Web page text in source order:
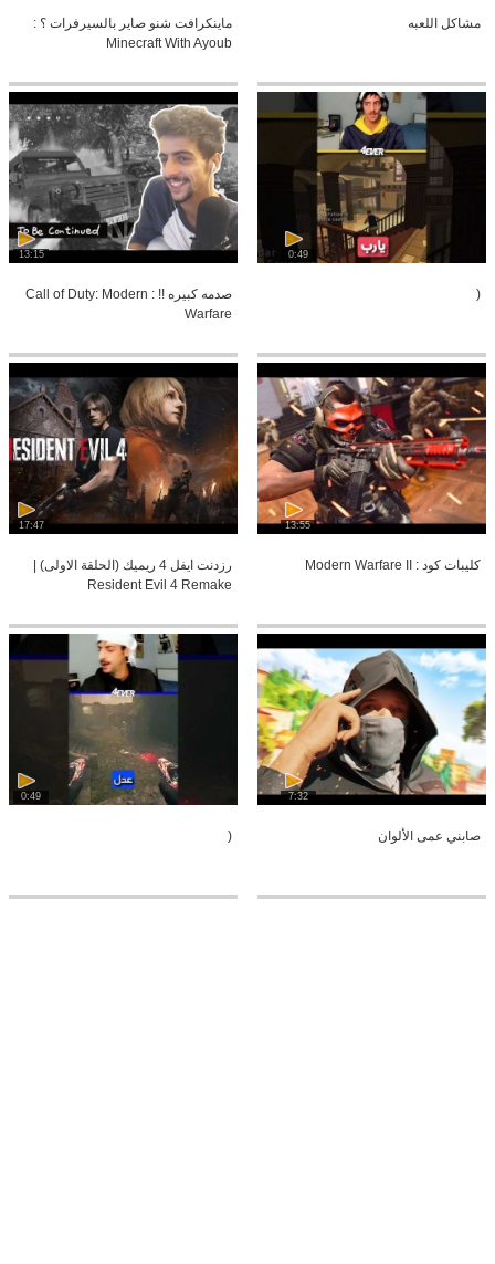
مشاكل اللعبه
ماينكرافت شنو صاير بالسيرفرات ؟ :
Minecraft With Ayoub
0:49
(
13:15
صدمه كبيره !! : Call of Duty: Modern
Warfare
13:55
كليبات كود : Modern Warfare II
17:47
رزدنت ايفل 4 ريميك (الحلقة الاولى) |
Resident Evil 4 Remake
7:32
صابني عمى الألوان
0:49
(